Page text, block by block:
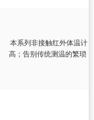
本系列非接触红外体温计
高；告别传统测温的繁琐